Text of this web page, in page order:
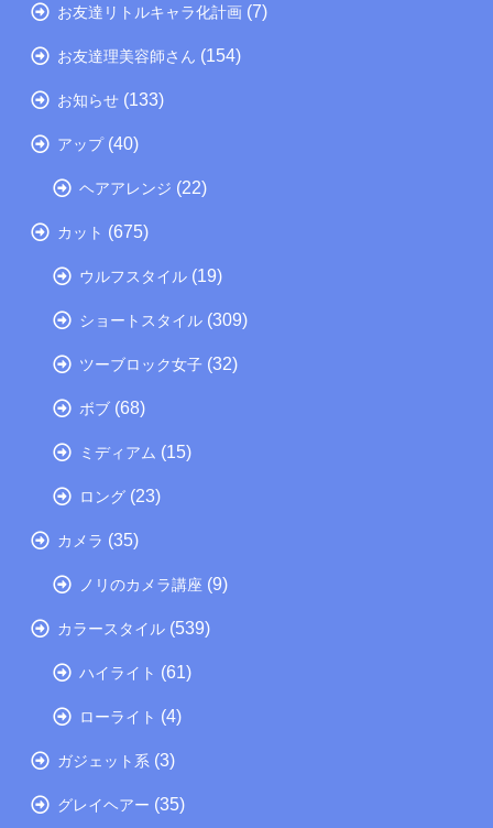
お友達リトルキャラ化計画 (7)
お友達理美容師さん (154)
お知らせ (133)
アップ(40)
ヘアアレンジ (22)
カット (675)
ウルフスタイル (19)
ショートスタイル (309)
ツーブロック女子 (32)
ボブ (68)
ミディアム (15)
ロング (23)
カメラ (35)
ノリのカメラ講座 (9)
カラースタイル (539)
ハイライト (61)
ローライト (4)
ガジェット系 (3)
グレイヘアー (35)